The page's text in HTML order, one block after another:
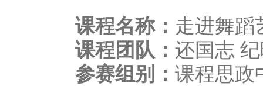
课程名称： 走进舞蹈
课程团队： 还国志
参赛组别： 课程思政